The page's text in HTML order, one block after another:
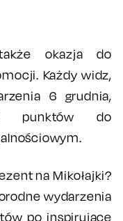
okazja do
Każdy widz,
6 grudnia,
punktów do
na Mikołajki?
wydarzenia
po inspirujące